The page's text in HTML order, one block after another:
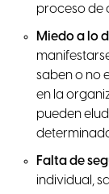
proceso de
Miedo a lo
saben o no
en la
pueden
Falta de
individual,